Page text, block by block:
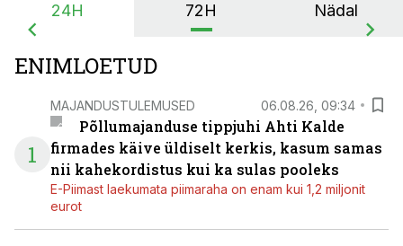
24H 72H Nädal
ENIMLOETUD
1
MAJANDUSTULEMUSED 06.08.26, 09:34
Põllumajanduse tippjuhi Ahti Kalde
firmades käive üldiselt kerkis, kasum samas
nii kahekordistus kui ka sulas pooleks
E-Piimast laekumata piimaraha on enam kui 1,2 miljonit
eurot